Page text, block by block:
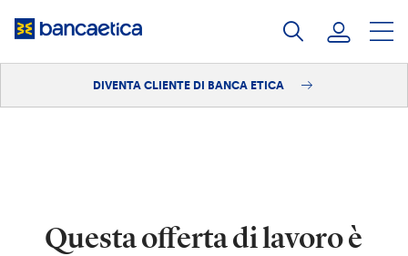
DIVENTA CLIENTE DI BANCA ETICA
Questa offerta di lavoro è